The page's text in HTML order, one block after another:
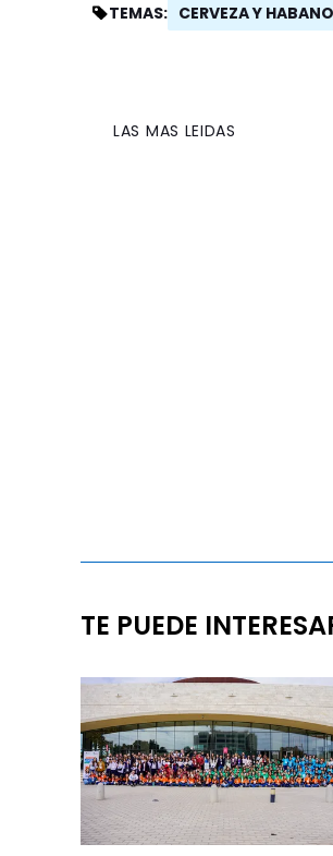
TEMAS: CERVEZA Y HABANO
LAS MAS LEIDAS
TE PUEDE